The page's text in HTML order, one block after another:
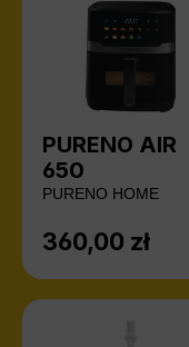
PURENO AIR
650
PURENO HOME
Cena regularna:
360,00 zł